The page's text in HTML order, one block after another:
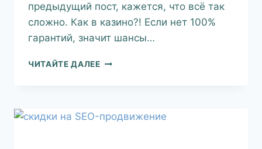
предыдущий пост, кажется, что всё так
сложно. Как в казино?! Если нет 100%
гарантий, значит шансы…
ЧИТАЙТЕ ДАЛЕЕ